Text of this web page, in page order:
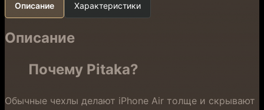
Описание Характеристики
Описание
Почему Pitaka?
Обычные чехлы делают iPhone Air толще и скрывают